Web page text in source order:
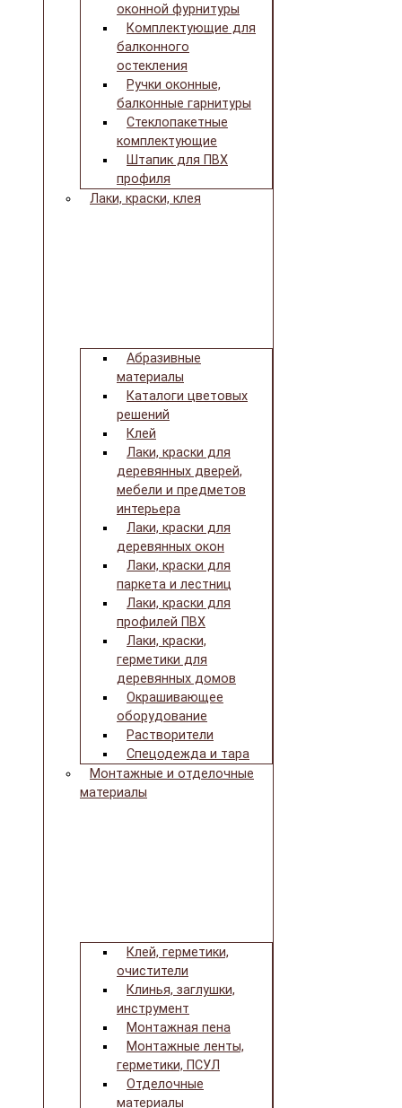
оконной фурнитуры
Комплектующие для
балконного
остекления
Ручки оконные,
балконные гарнитуры
Стеклопакетные
комплектующие
Штапик для ПВХ
профиля
Лаки, краски, клея
Абразивные
материалы
Каталоги цветовых
решений
Клей
Лаки, краски для
деревянных дверей,
мебели и предметов
интерьера
Лаки, краски для
деревянных окон
Лаки, краски для
паркета и лестниц
Лаки, краски для
профилей ПВХ
Лаки, краски,
герметики для
деревянных домов
Окрашивающее
оборудование
Растворители
Спецодежда и тара
Монтажные и отделочные
материалы
Клей, герметики,
очистители
Клинья, заглушки,
инструмент
Монтажная пена
Монтажные ленты,
герметики, ПСУЛ
Отделочные
материалы